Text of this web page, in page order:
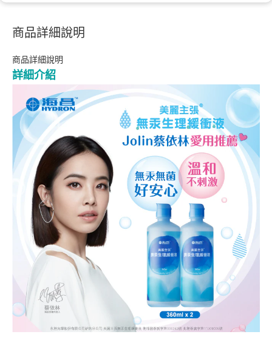
商品詳細說明
商品詳細說明
詳細介紹